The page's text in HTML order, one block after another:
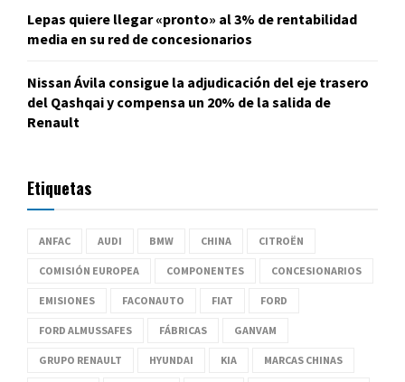
Lepas quiere llegar «pronto» al 3% de rentabilidad
media en su red de concesionarios
Nissan Ávila consigue la adjudicación del eje trasero
del Qashqai y compensa un 20% de la salida de
Renault
Etiquetas
ANFAC AUDI BMW CHINA CITROËN
COMISIÓN EUROPEA COMPONENTES CONCESIONARIOS
EMISIONES FACONAUTO FIAT FORD
FORD ALMUSSAFES FÁBRICAS GANVAM
GRUPO RENAULT HYUNDAI KIA MARCAS CHINAS